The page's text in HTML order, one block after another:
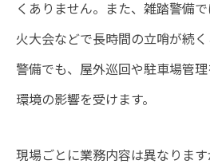
くありません。また、雑踏警備
火大会などで長時間の立哨が続
警備でも、屋外巡回や駐車場管
環境の影響を受けます。
現場ごとに業務内容は異なりま